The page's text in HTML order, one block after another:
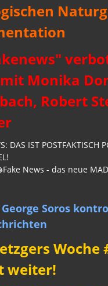
Monika
Robert
DAS IST POSTFAKTISCH
Fake News - das neue
Soros
Woche
weiter!